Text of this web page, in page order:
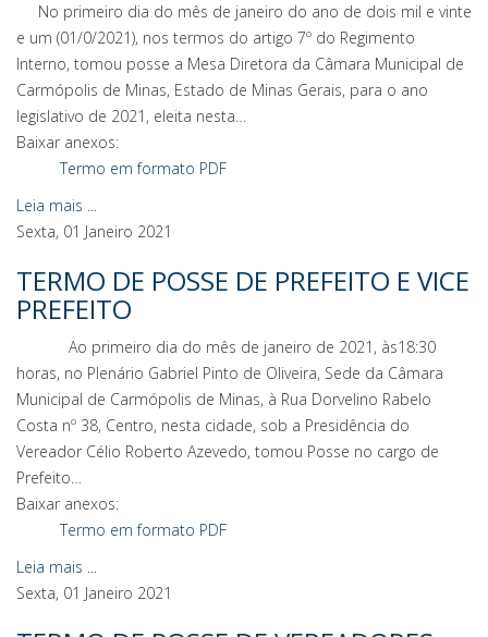
No primeiro dia do mês de janeiro do ano de dois mil e vinte
e um (01/0/2021), nos termos do artigo 7º do Regimento
Interno, tomou posse a Mesa Diretora da Câmara Municipal de
Carmópolis de Minas, Estado de Minas Gerais, para o ano
legislativo de 2021, eleita nesta…
Baixar anexos:
Termo em formato PDF
Leia mais ...
Sexta, 01 Janeiro 2021
TERMO DE POSSE DE PREFEITO E VICE
PREFEITO
Ao primeiro dia do mês de janeiro de 2021, às18:30
horas, no Plenário Gabriel Pinto de Oliveira, Sede da Câmara
Municipal de Carmópolis de Minas, à Rua Dorvelino Rabelo
Costa nº 38, Centro, nesta cidade, sob a Presidência do
Vereador Célio Roberto Azevedo, tomou Posse no cargo de
Prefeito…
Baixar anexos:
Termo em formato PDF
Leia mais ...
Sexta, 01 Janeiro 2021